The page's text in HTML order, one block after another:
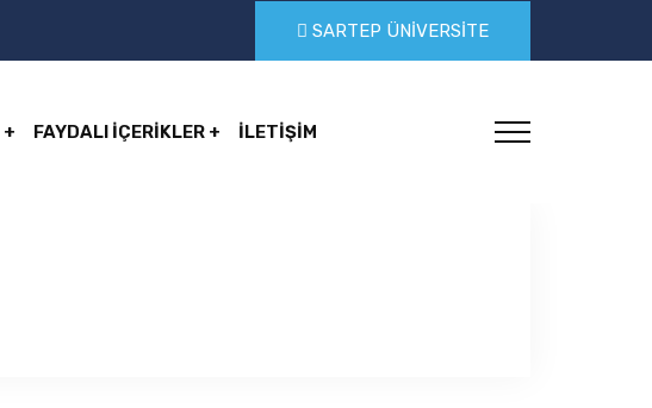
SARTEP ÜNİVERSİTE
FAYDALI İÇERİKLER İLETİŞİM